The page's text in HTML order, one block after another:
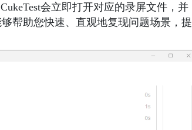
会立即打开对应的录屏文件，并
帮助您快速、直观地复现问题场景，提